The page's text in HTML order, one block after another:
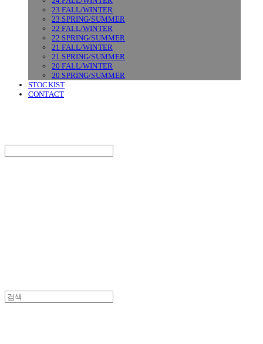
23 FALL/WINTER
23 SPRING/SUMMER
22 FALL/WINTER
22 SPRING/SUMMER
21 FALL/WINTER
21 SPRING/SUMMER
20 FALL/WINTER
20 SPRING/SUMMER
STOCKIST
CONTACT